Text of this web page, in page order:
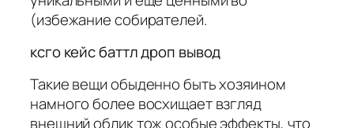
(избежание собирателей.
ксго кейс баттл дроп вывод
Такие вещи обыденно быть хозяином
намного более восхищает взгляд
внешний облик тож особые эффекты, что